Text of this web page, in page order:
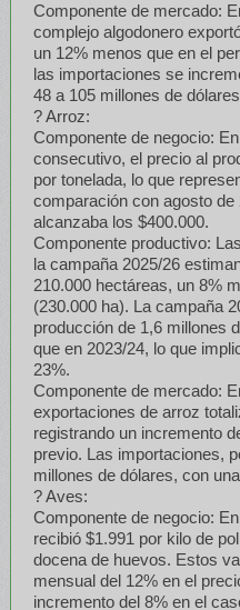
Componente de mercado:
complejo algodonero
un 12% menos que en el
las importaciones se
48 a 105 millones de
? Arroz:
Componente de negocio:
consecutivo, el precio al
por tonelada, lo que
comparación con agosto de
alcanzaba los $400.000.
Componente productivo:
la campaña 2025/26
210.000 hectáreas, un 8%
(230.000 ha). La campaña
producción de 1,6 millones
que en 2023/24, lo que
23%.
Componente de mercado:
exportaciones de arroz
registrando un incremento
previo. Las importaciones,
millones de dólares, con
? Aves:
Componente de negocio:
recibió $1.991 por kilo de
docena de huevos. Estos
mensual del 12% en el
incremento del 8% en el